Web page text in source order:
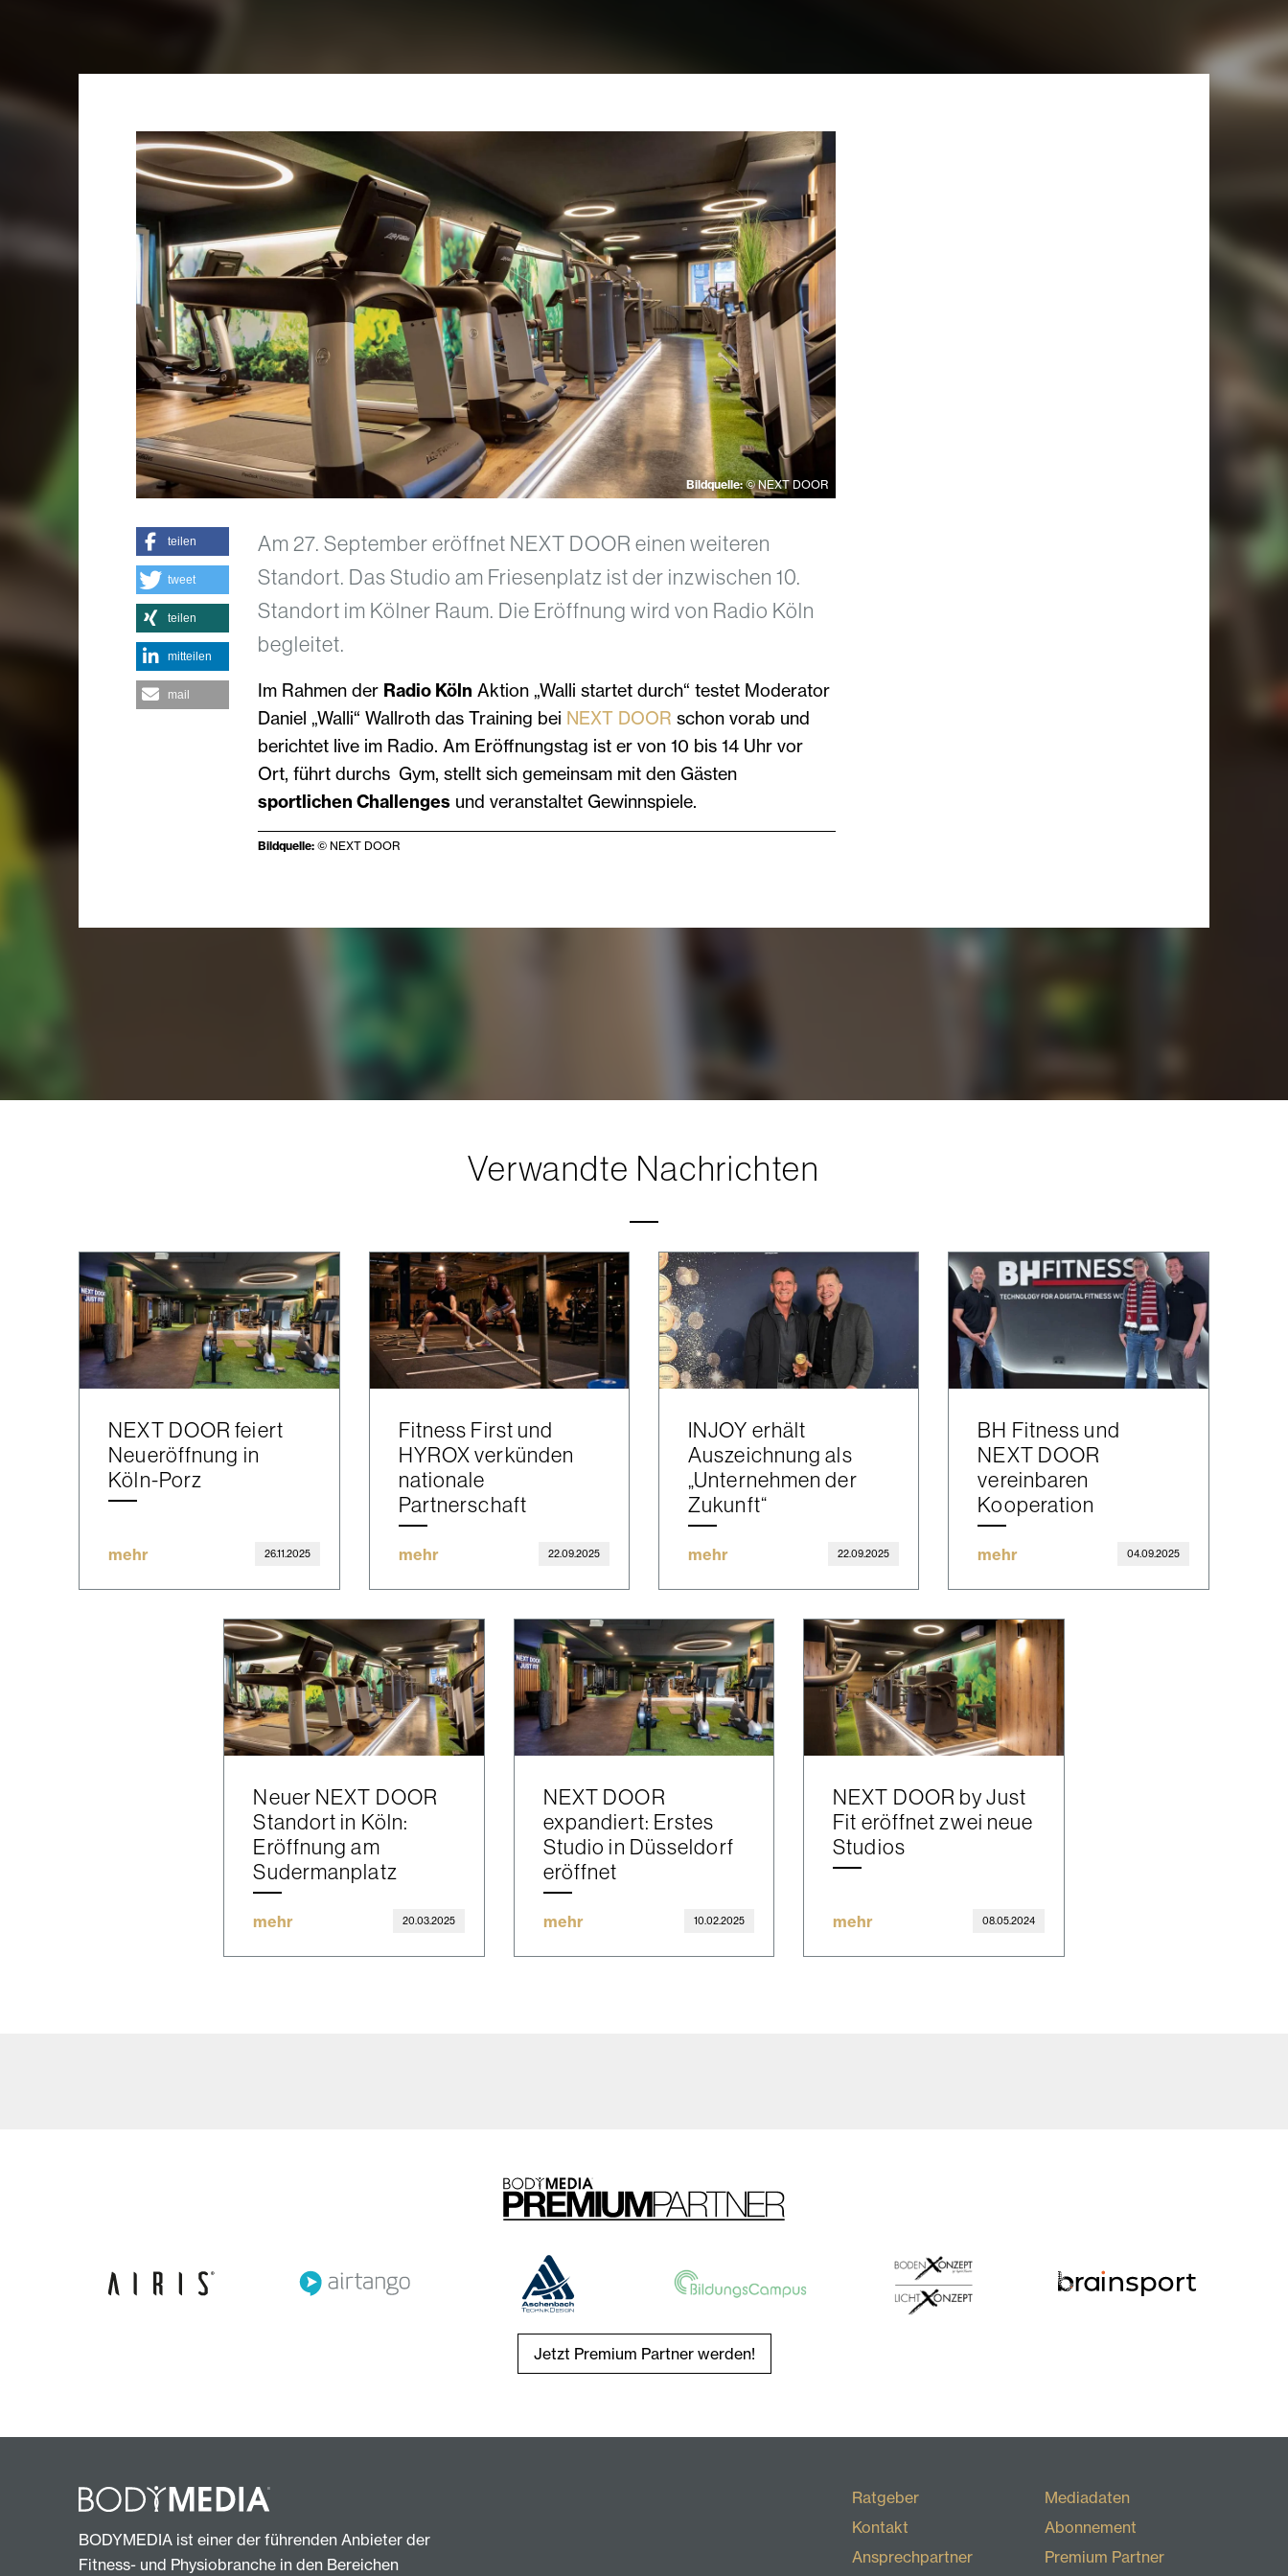
Bildquelle:© NEXT DOOR
Am 27. September eröffnet NEXT DOOR einen weiteren
Standort. Das Studio am Friesenplatz ist der inzwischen 10.
Standort im Kölner Raum. Die Eröffnung wird von Radio Köln
begleitet.
Im Rahmen der Radio Köln Aktion „Walli startet durch“ testet Moderator
Daniel „Walli“ Wallroth das Training bei NEXT DOOR schon vorab und
berichtet live im Radio. Am Eröffnungstag ist er von 10 bis 14 Uhr vor
Ort, führt durchs Gym, stellt sich gemeinsam mit den Gästen
sportlichen Challengesund veranstaltet Gewinnspiele.
Bildquelle:© NEXT DOOR
teilen
tweet
teilen
mitteilen
mail
Verwandte Nachrichten
NEXT DOOR feiert
Neueröffnung in
Köln-Porz
mehr 26.11.2025
Fitness First und
HYROX verkünden
nationale
Partnerschaft
mehr 22.09.2025
INJOY erhält
Auszeichnung als
„Unternehmen der
Zukunft“
mehr 22.09.2025
BH Fitness und
NEXT DOOR
vereinbaren
Kooperation
mehr 04.09.2025
Neuer NEXT DOOR
Standort in Köln:
Eröffnung am
Sudermanplatz
mehr 20.03.2025
NEXT DOOR
expandiert: Erstes
Studio in Düsseldorf
eröffnet
mehr 10.02.2025
NEXT DOOR by Just
Fit eröffnet zwei neue
Studios
mehr 08.05.2024
Jetzt Premium Partner werden!
BODYMEDIA ist einer der führenden Anbieter der
Fitness- und Physiobranche in den Bereichen
Ratgeber
Kontakt
Ansprechpartner
Mediadaten
Abonnement
Premium Partner